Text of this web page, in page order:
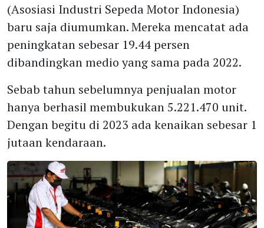
(Asosiasi Industri Sepeda Motor Indonesia)
baru saja diumumkan. Mereka mencatat ada
peningkatan sebesar 19.44 persen
dibandingkan medio yang sama pada 2022.
Sebab tahun sebelumnya penjualan motor
hanya berhasil membukukan 5.221.470 unit.
Dengan begitu di 2023 ada kenaikan sebesar 1
jutaan kendaraan.